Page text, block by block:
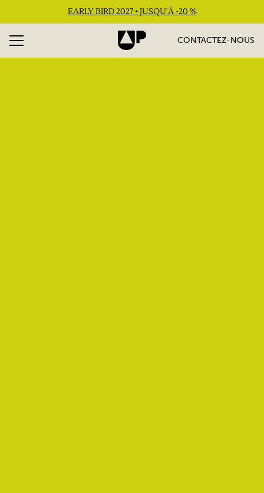
EARLY BIRD 2027 • JUSQU'À -20 %
CONTACTEZ-NOUS